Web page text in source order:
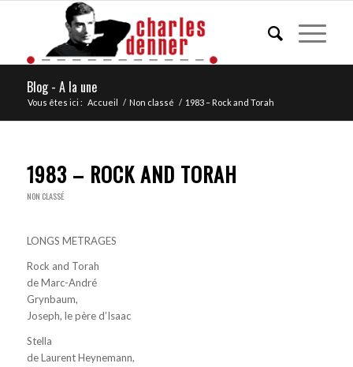
Blog - A la une
Vous êtes ici : Accueil / Non classé / 1983 – Rock and Torah
1983 – ROCK AND TORAH
NON CLASSÉ
LONGS METRAGES
Rock and Torah
de Marc-André
Grynbaum,
Joseph, le père d’Isaac
Stella
de Laurent Heynemann,